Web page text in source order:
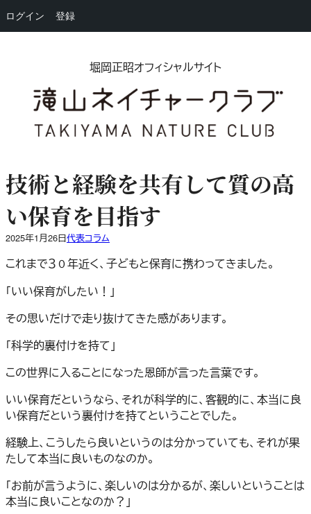
ログイン 登録
堀岡正昭オフィシャルサイト
技術と経験を共有して質の高
い保育を目指す
2025年1月26日代表コラム
これまで３０年近く、子どもと保育に携わってきました。
「いい保育がしたい！」
その思いだけで走り抜けてきた感があります。
「科学的裏付けを持て」
この世界に入ることになった恩師が言った言葉です。
いい保育だというなら、それが科学的に、客観的に、本当に良
い保育だという裏付けを持てということでした。
経験上、こうしたら良いというのは分かっていても、それが果
たして本当に良いものなのか。
「お前が言うように、楽しいのは分かるが、楽しいということは
本当に良いことなのか？」